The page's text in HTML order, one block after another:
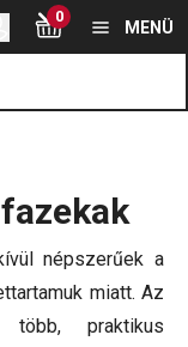
0
MENÜ
népszerűek a
miatt. Az
több, praktikus